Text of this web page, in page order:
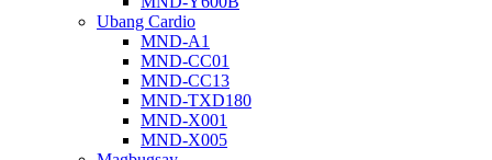
Ubang Cardio
MND-A1
MND-CC01
MND-CC13
MND-TXD180
MND-X001
MND-X005